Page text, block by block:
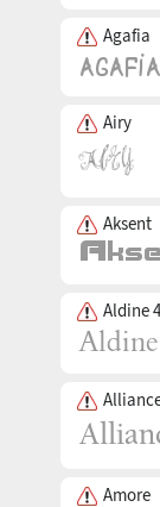
Agafia
Airy
Aksent
Aldine
Amore